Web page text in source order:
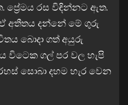
රස විඳින්නට ඇත.
අතීතය දන්නේ මේ ගුරු
බොදා ගත් අයුරු
විටෙක ගල් පර වල හැපි
සොබා දහම හැර වෙන